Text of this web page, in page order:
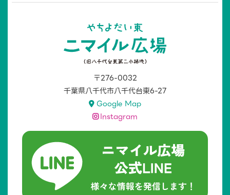
〒276-0032
千葉県八千代市八千代台東6-27
Google Map
Instagram